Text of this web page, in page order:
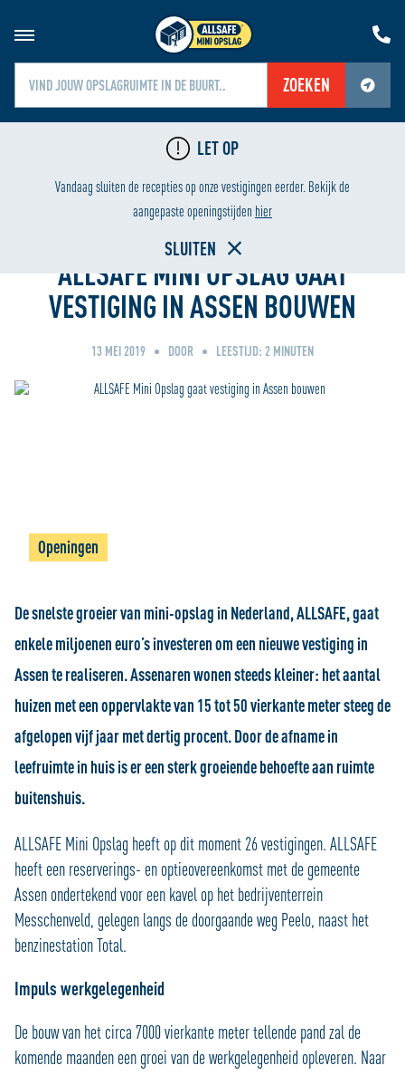
ZOEKEN
Jouw locatiediensten zijn uitgeschakeld.
Schakel jouw locatiediensten in om deze functie te gebruiken.
LET OP
Vandaag sluiten de recepties op onze vestigingen eerder. Bekijk de
aangepaste openingstijden hier
SLUITEN
LAAGSTE PRIJS
Home
ALLSAFE MINI OPSLAG GAAT
VESTIGING IN ASSEN BOUWEN
13 MEI 2019 DOOR LEESTIJD: 2 MINUTEN
Openingen
De snelste groeier van mini-opslag in Nederland, ALLSAFE, gaat
enkele miljoenen euro’s investeren om een nieuwe vestiging in
Assen te realiseren. Assenaren wonen steeds kleiner: het aantal
huizen met een oppervlakte van 15 tot 50 vierkante meter steeg de
afgelopen vijf jaar met dertig procent. Door de afname in
leefruimte in huis is er een sterk groeiende behoefte aan ruimte
buitenshuis.
ALLSAFE Mini Opslag heeft op dit moment 26 vestigingen. ALLSAFE
heeft een reserverings- en optieovereenkomst met de gemeente
Assen ondertekend voor een kavel op het bedrijventerrein
Messchenveld, gelegen langs de doorgaande weg Peelo, naast het
benzinestation Total.
Impuls werkgelegenheid
De bouw van het circa 7000 vierkante meter tellende pand zal de
komende maanden een groei van de werkgelegenheid opleveren. Naar